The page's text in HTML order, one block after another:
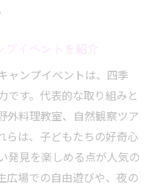
ャンプイベントは、四季
です。代表的な取り組みと
外料理教室、自然観察ツア
らは、子どもたちの好奇心
発見を楽しめる点が人気の
広場での自由遊びや、夜の